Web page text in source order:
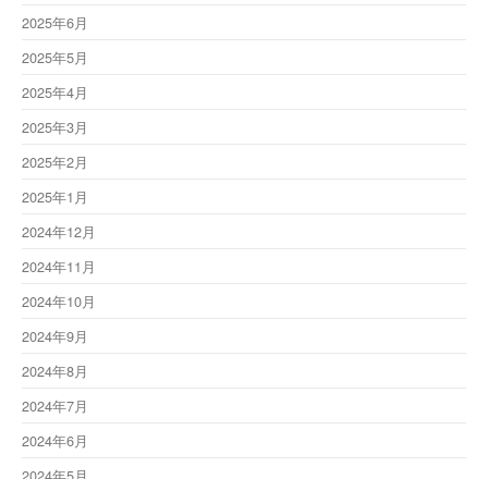
2025年6月
2025年5月
2025年4月
2025年3月
2025年2月
2025年1月
2024年12月
2024年11月
2024年10月
2024年9月
2024年8月
2024年7月
2024年6月